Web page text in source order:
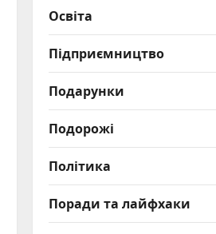
Освіта
Підприємництво
Подарунки
Подорожі
Політика
Поради та лайфхаки